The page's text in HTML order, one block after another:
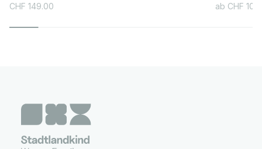
Angebot
CHF 149.00
Angebot
ab CHF